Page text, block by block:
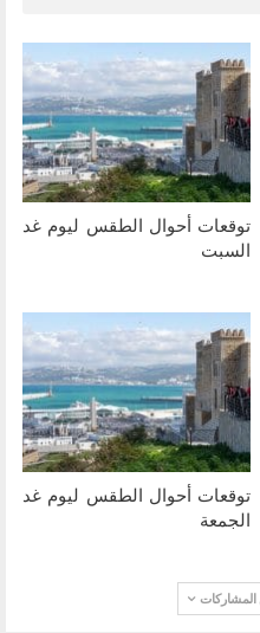
توقعات أحوال الطقس ليوم غد
السبت
توقعات أحوال الطقس ليوم غد
الجمعة
المشاركات